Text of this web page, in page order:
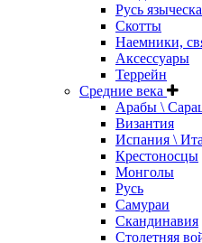
Русь
Скотты
Наемники,
Аксессуары
Террейн
Средние века
Арабы \
Византия
Испания \
Крестоносцы
Монголы
Русь
Самураи
Скандинавия
Столетняя